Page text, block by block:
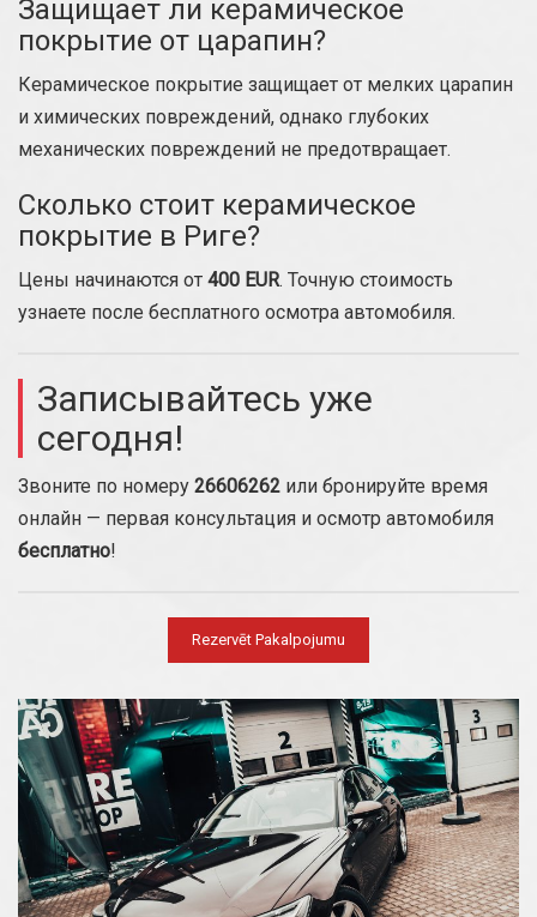
Защищает ли керамическое
покрытие от царапин?
Керамическое покрытие защищает от мелких царапин
и химических повреждений, однако глубоких
механических повреждений не предотвращает.
Сколько стоит керамическое
покрытие в Риге?
Цены начинаются от 400 EUR. Точную стоимость
узнаете после бесплатного осмотра автомобиля.
Записывайтесь уже
сегодня!
Звоните по номеру 26606262 или бронируйте время
онлайн — первая консультация и осмотр автомобиля
бесплатно!
Rezervēt Pakalpojumu